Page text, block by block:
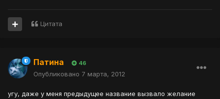
Цитата
Патина 46
Опубликовано 7 марта, 2012
угу, даже у меня предыдущее название вызвало желание